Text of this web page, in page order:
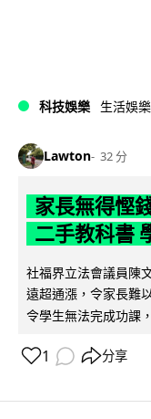
科技娛樂 生活娛樂
Lawton 32 分
家長無得慳
二手教科書
社福界立法會議員陳
遠超通漲，令家長難
令學生無法完成功課
1 分享